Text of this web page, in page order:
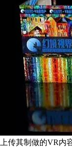
上传其制做的VR内